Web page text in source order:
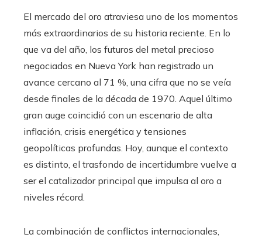
El mercado del oro atraviesa uno de los momentos
más extraordinarios de su historia reciente. En lo
que va del año, los futuros del metal precioso
negociados en Nueva York han registrado un
avance cercano al 71 %, una cifra que no se veía
desde finales de la década de 1970. Aquel último
gran auge coincidió con un escenario de alta
inflación, crisis energética y tensiones
geopolíticas profundas. Hoy, aunque el contexto
es distinto, el trasfondo de incertidumbre vuelve a
ser el catalizador principal que impulsa al oro a
niveles récord.
La combinación de conflictos internacionales,